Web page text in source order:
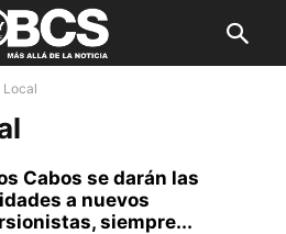
Local
Cabos se darán las
a nuevos
siempre...